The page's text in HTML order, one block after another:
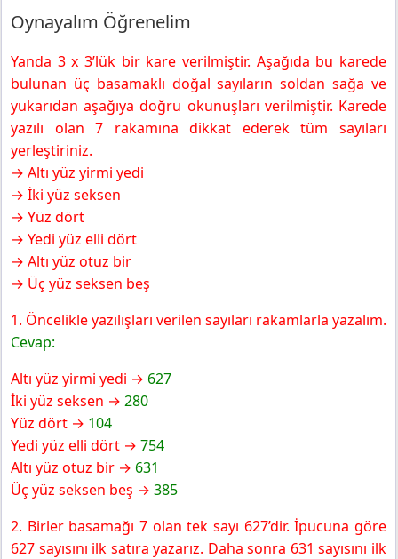
Şimdi Sıra Sende
Yayınları
Oynayalım Öğrenelim
Yanda 3 x 3’lük bir kare verilmiştir. Aşağıda bu karede
bulunan üç basamaklı doğal sayıların soldan sağa ve
yukarıdan aşağıya doğru okunuşları verilmiştir. Karede
yazılı olan 7 rakamına dikkat ederek tüm sayıları
yerleştiriniz.
→ Altı yüz yirmi yedi
→ İki yüz seksen
→ Yüz dört
→ Yedi yüz elli dört
→ Altı yüz otuz bir
→ Üç yüz seksen beş
1. Öncelikle yazılışları verilen sayıları rakamlarla yazalım.
Cevap:
Altı yüz yirmi yedi → 627
İki yüz seksen → 280
Yüz dört → 104
Yedi yüz elli dört → 754
Altı yüz otuz bir → 631
Üç yüz seksen beş → 385
2. Birler basamağı 7 olan tek sayı 627’dir. İpucuna göre
627 sayısını ilk satıra yazarız. Daha sonra 631 sayısını ilk